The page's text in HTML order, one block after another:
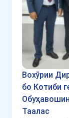
Вохӯрии
бо Котиби
Таалас